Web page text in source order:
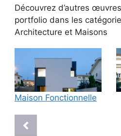
Découvrez d’autres
portfolio dans les
Architecture et Maisons
Maison Fonctionnelle